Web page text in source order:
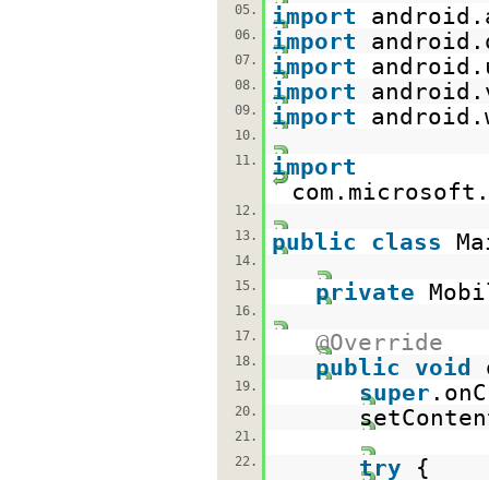
05.
import
06. import
07. import
08. import
09. import
10.
11.
import
12.
13.
public class
14.
15.
private
16.
17.
@Override
18. public void
19. super
20.
21.
22.
try {